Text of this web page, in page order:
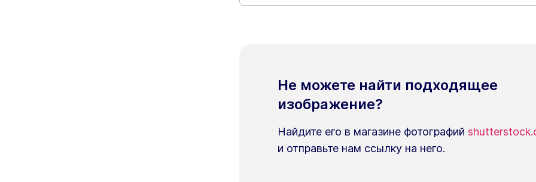
Не можете найти подходящее
изображение?
Найдите его в магазине фотографий
и отправьте нам ссылку на него.